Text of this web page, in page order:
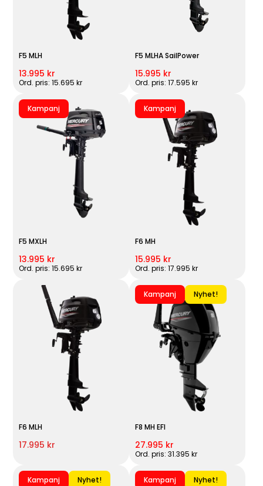
F5 MLH
13.995 kr
Ord. pris: 15.695 kr
F5 MLHA SailPower
15.995 kr
Ord. pris: 17.595 kr
Kampanj
F5 MXLH
13.995 kr
Ord. pris: 15.695 kr
Kampanj
F6 MH
15.995 kr
Ord. pris: 17.995 kr
F6 MLH
17.995 kr
Kampanj Nyhet!
F8 MH EFI
27.995 kr
Ord. pris: 31.395 kr
Kampanj Nyhet! Kampanj Nyhet!